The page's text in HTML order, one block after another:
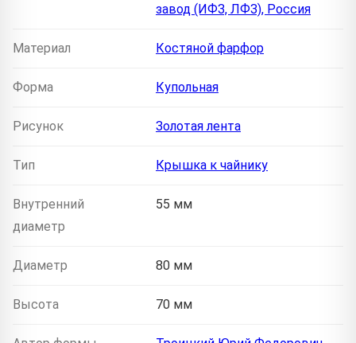
завод (ИФЗ, ЛФЗ), Россия
Материал Костяной фарфор
Форма Купольная
Рисунок Золотая лента
Тип Крышка к чайнику
Внутренний
диаметр
55 мм
Диаметр 80 мм
Высота 70 мм